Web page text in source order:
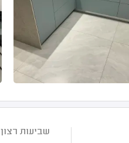
שביעות רצון